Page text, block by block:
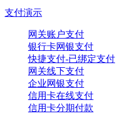
支付演示
网关账户支付
银行卡网银支付
快捷支付-已绑定支付
网关线下支付
企业网银支付
信用卡在线支付
信用卡分期付款